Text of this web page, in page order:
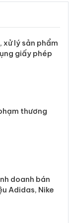
xử lý sản phẩm
giấy phép
thương
doanh bán
Adidas, Nike